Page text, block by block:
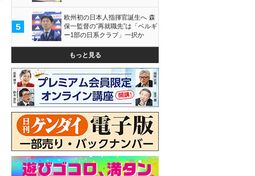
5
欧州初の日本人指揮官誕生へ 森
保一監督の“再就職先”は「ベルギ
ー1部の日系クラブ」一択か
もっと見る